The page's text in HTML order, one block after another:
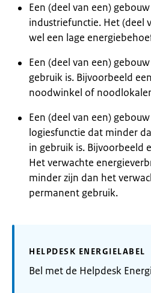
Een (deel van een)
industriefunctie. Het (deel
wel een lage
Een (deel van een)
gebruik is. Bijvoorbeeld
noodwinkel of
Een (deel van een)
logiesfunctie dat minder
in gebruik is. Bijvoorbeeld
Het verwachte
minder zijn dan het
permanent gebruik.
HELPDESK ENERGIELABEL
Bel met de Helpdesk